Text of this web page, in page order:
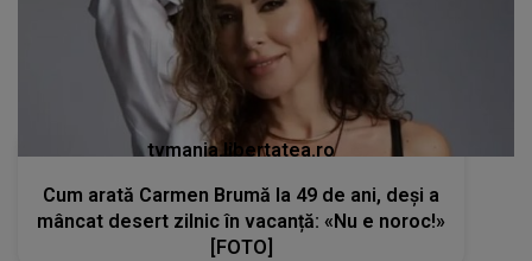
tvmania.libertatea.ro
Cum arată Carmen Brumă la 49 de ani, deși a
mâncat desert zilnic în vacanță: «Nu e noroc!»
[FOTO]